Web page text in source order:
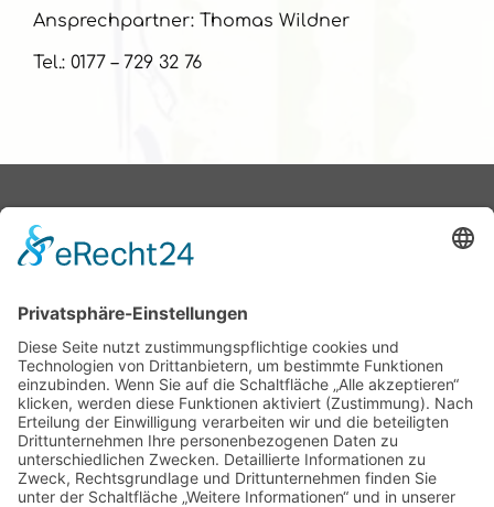
Ansprechpartner: Thomas Wildner
Tel.: 0177 – 729 32 76
Aubing ist in e.V.
Geschäftsleute und
Unternehmer aus
Aubing und
Umgebung. Wir haben
uns
zusammengeschlossen,
weil wir gemeinsame
Ziele haben.